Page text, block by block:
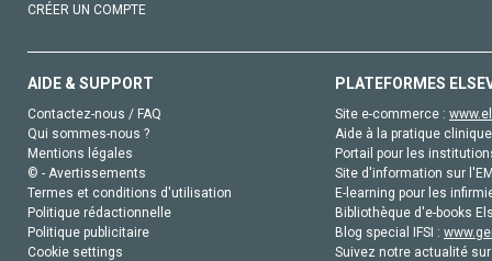
CRÉER UN COMPTE
AIDE & SUPPORT
Contactez-nous / FAQ
Qui sommes-nous ?
Mentions légales
© - Avertissements
Termes et conditions d'utilisation
Politique rédactionnelle
Politique publicitaire
Cookie settings
PLATEFORMES
Site e-commerce :
Aide à la pratique
Portail pour les
Site d'information sur
E-learning pour les
Bibliothèque d'e-books
Blog special IFSI :
Suivez notre actualité